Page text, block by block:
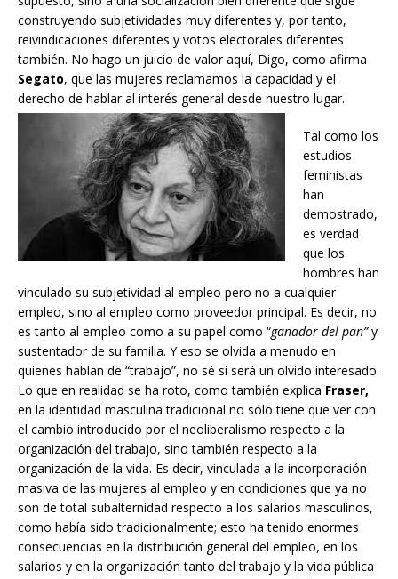
construyendo subjetividades muy diferentes y, por tanto,
reivindicaciones diferentes y votos electorales diferentes
también. No hago un juicio de valor aquí, Digo, como afirma
Segato, que las mujeres reclamamos la capacidad y el
derecho de hablar al interés general desde nuestro lugar.
Tal como los
estudios
feministas
han
demostrado,
es verdad
que los
hombres han
vinculado su subjetividad al empleo pero no a cualquier
empleo, sino al empleo como proveedor principal. Es decir, no
es tanto al empleo como a su papel como “ganador del pan”y
sustentador de su familia. Y eso se olvida a menudo en
quienes hablan de “trabajo”, no sé si será un olvido interesado.
Lo que en realidad se ha roto, como también explica Fraser,
en la identidad masculina tradicional no sólo tiene que ver con
el cambio introducido por el neoliberalismo respecto a la
organización del trabajo, sino también respecto a la
organización de la vida. Es decir, vinculada a la incorporación
masiva de las mujeres al empleo y en condiciones que ya no
son de total subalternidad respecto a los salarios masculinos,
como había sido tradicionalmente; esto ha tenido enormes
consecuencias en la distribución general del empleo, en los
salarios y en la organización tanto del trabajo y la vida pública